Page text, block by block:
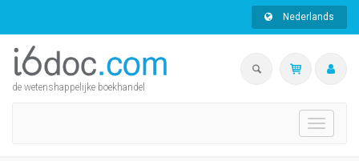
Nederlands
de wetenshappelijke boekhandel
Toggle